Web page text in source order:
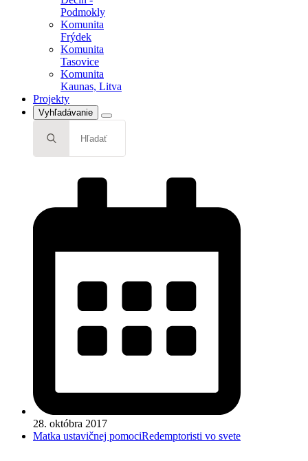
Podmokly
Komunita
Frýdek
Komunita
Tasovice
Komunita
Kaunas, Litva
Projekty
Vyhľadávanie
for:
Komunita
Kaunas, Litva
Projekty
28. októbra 2017
Matka ustavičnej pomociRedemptoristi vo svete